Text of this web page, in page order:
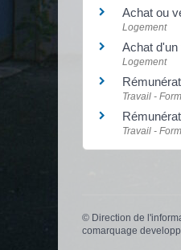
Achat ou
Logement
Achat d'un
Logement
Travail -
Travail -
© Direction de
comarquage